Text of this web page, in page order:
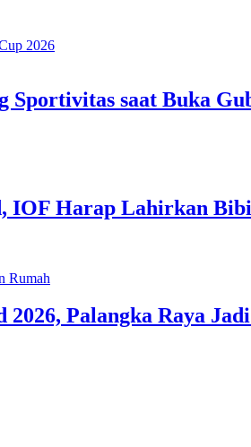
saat Buka
IOF Harap Lahirkan
Palangka Raya